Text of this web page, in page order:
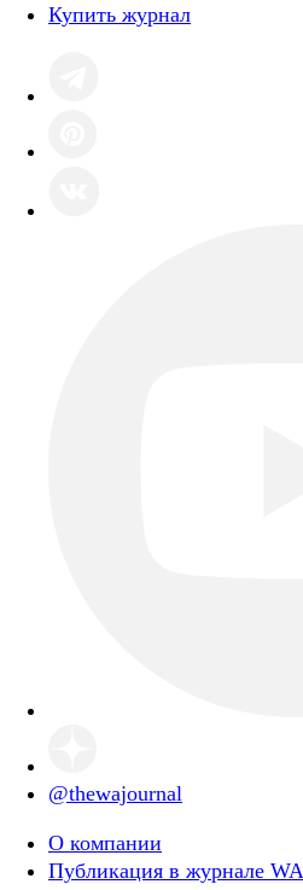
Купить журнал
@thewajournal
О компании
Публикация в журнале WA